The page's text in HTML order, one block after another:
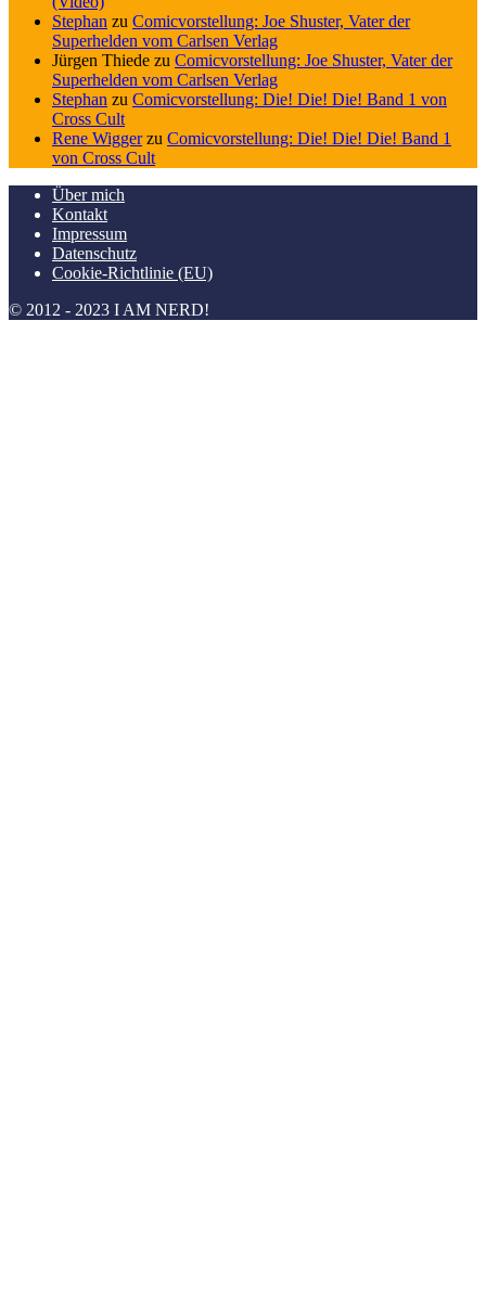
Stephan zu Comicvorstellung: Joe Shuster, Vater der
Superhelden vom Carlsen Verlag
Jürgen Thiede zu Comicvorstellung: Joe Shuster, Vater der
Superhelden vom Carlsen Verlag
Stephan zu Comicvorstellung: Die! Die! Die! Band 1 von
Cross Cult
Rene Wiggerzu Comicvorstellung: Die! Die! Die! Band 1
von Cross Cult
Über mich
Kontakt
Impressum
Datenschutz
Cookie-Richtlinie (EU)
© 2012 - 2023 I AM NERD!